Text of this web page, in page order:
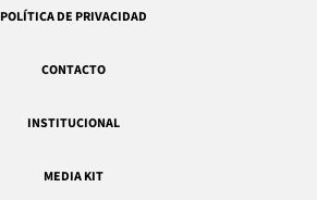
POLÍTICA DE PRIVACIDAD
CONTACTO
INSTITUCIONAL
MEDIA KIT